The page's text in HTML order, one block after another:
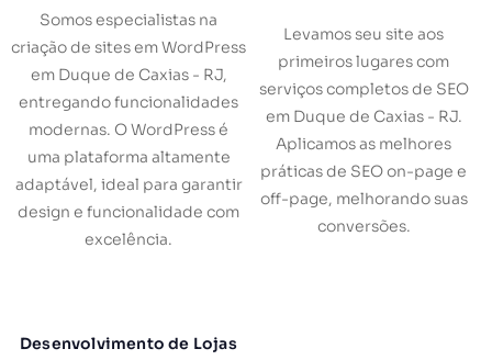
Somos especialistas na
criação de sites em WordPress
em Duque de Caxias - RJ,
entregando funcionalidades
modernas. O WordPress é
uma plataforma altamente
adaptável, ideal para garantir
design e funcionalidade com
excelência.
Levamos seu site aos
primeiros lugares com
serviços completos de SEO
em Duque de Caxias - RJ.
Aplicamos as melhores
práticas de SEO on-page e
off-page, melhorando suas
conversões.
Desenvolvimento de Lojas